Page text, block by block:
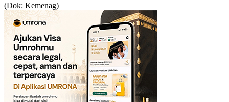
(Dok: Kemenag)